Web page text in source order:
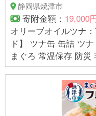
静岡県焼津市
寄附金額： 19,000
オリーブオイルツナ：70ｇ×24
ド】 ツナ缶 缶詰 ツ
まぐろ 常温保存 防
プ アウトドア 魚 焼